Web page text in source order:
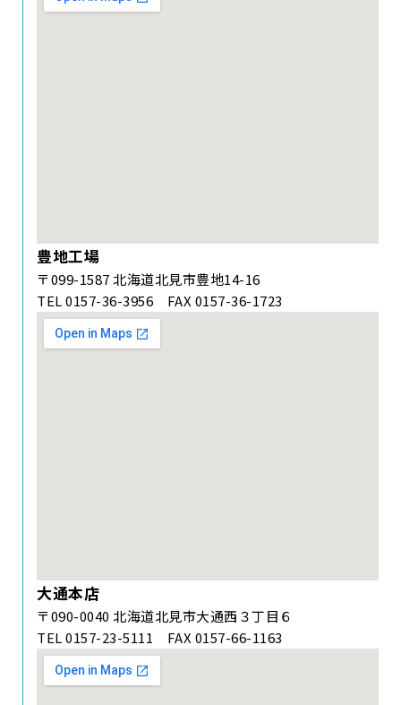
豊地工場
〒099-1587 北海道北見市豊地14-16
TEL 0157-36-3956 FAX 0157-36-1723
大通本店
〒090-0040 北海道北見市大通西３丁目６
TEL 0157-23-5111 FAX 0157-66-1163